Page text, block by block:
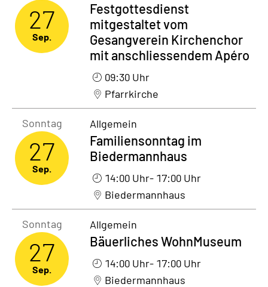
27
Sep.
Festgottesdienst
mitgestaltet vom
Gesangverein Kirchenchor
mit anschliessendem Apéro
09:30 Uhr
Pfarrkirche
Sonntag
27
Sep.
Familiensonntag im
Biedermannhaus
Allgemein
14:00 Uhr- 17:00 Uhr
Biedermannhaus
Sonntag
27
Sep.
Bäuerliches WohnMuseum
Allgemein
14:00 Uhr- 17:00 Uhr
Biedermannhaus